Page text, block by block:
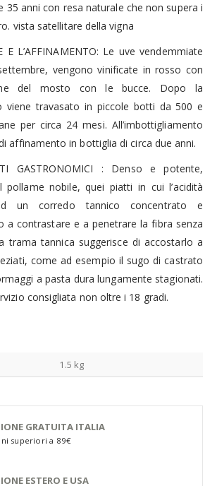
35 anni con resa naturale che non supera i
vista satellitare della vigna
E L’AFFINAMENTO: Le uve vendemmiate
vengono vinificate in rosso con
del mosto con le bucce. Dopo la
viene travasato in piccole botti da 500 e
per circa 24 mesi. All’imbottigliamento
affinamento in bottiglia di circa due anni.
GASTRONOMICI : Denso e potente,
nobile, quei piatti in cui l’acidità
un corredo tannico concentrato e
a contrastare e a penetrare la fibra senza
trama tannica suggerisce di accostarlo a
come ad esempio il sugo di castrato
a pasta dura lungamente stagionati.
consigliata non oltre i 18 gradi.
1.5 kg
GRATUITA ITALIA
superiori a 89€
ESTERO E USA